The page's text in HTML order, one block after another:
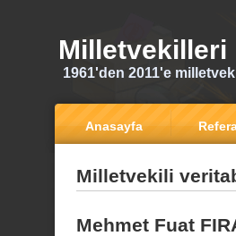
Milletvekilleri
1961'den 2011'e
Anasayfa
Milletvekili
Mehmet Fuat